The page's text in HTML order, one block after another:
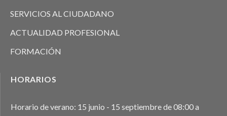
SERVICIOS AL CIUDADANO
ACTUALIDAD PROFESIONAL
FORMACIÓN
HORARIOS
Horario de verano: 15 junio - 15 septiembre de 08:00 a